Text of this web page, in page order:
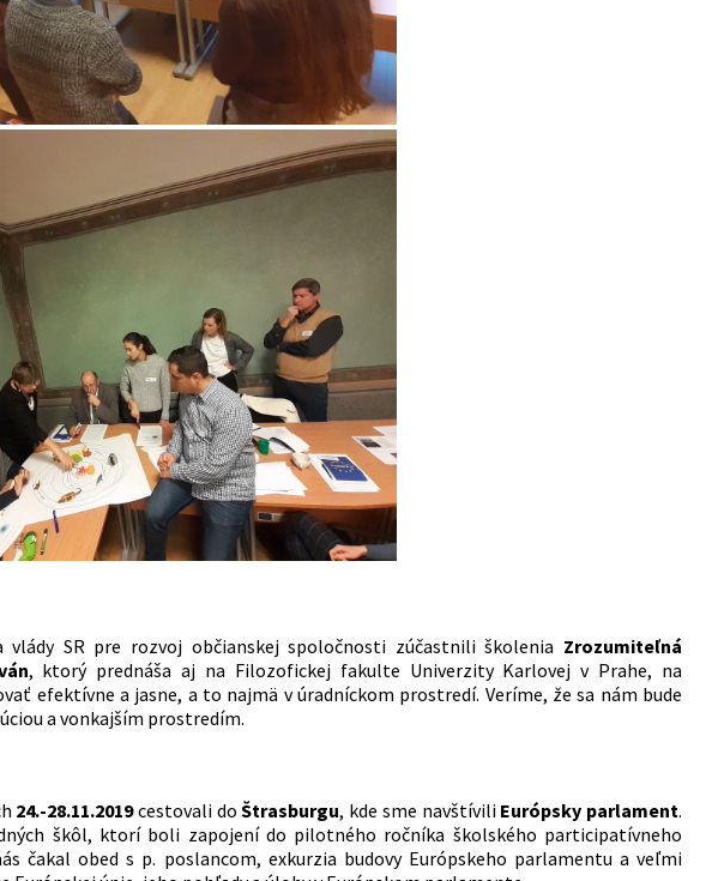
vlády SR pre rozvoj občianskej spoločnosti zúčastnili školenia Zrozumiteľná
, ktorý prednáša aj na Filozofickej fakulte Univerzity Karlovej v Prahe, na
efektívne a jasne, a to najmä v úradníckom prostredí. Veríme, že sa nám bude
a vonkajším prostredím.
24.-28.11.2019cestovali doŠtrasburgu, kde sme navštívili Európsky parlament.
škôl, ktorí boli zapojení do pilotného ročníka školského participatívneho
čakal obed s p. poslancom, exkurzia budovy Európskeho parlamentu a veľmi